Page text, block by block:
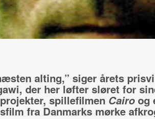
alting,” siger årets
der her løfter sløret for
spillefilmen Cairoog
fra Danmarks mørke